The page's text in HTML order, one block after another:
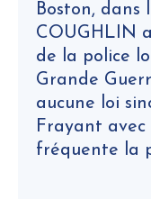
Boston, dans
COUGHLIN
de la police
Grande
aucune loi
Frayant avec
fréquente la